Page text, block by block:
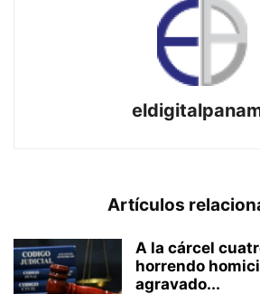
Artículos
A la cárcel
horrendo
agravado...